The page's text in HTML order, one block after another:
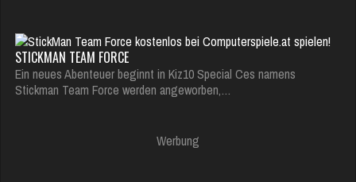
STICKMAN TEAM FORCE
Ein neues Abenteuer beginnt in Kiz10 Special Ces namens
Stickman Team Force werden angeworben,…
Werbung